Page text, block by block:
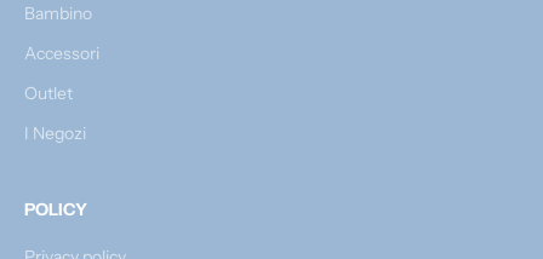
Bambino
Accessori
Outlet
I Negozi
POLICY